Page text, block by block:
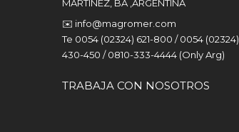
MARTINEZ, BA ,ARGENTINA
✉️ info@magromer.com
Te 0054 (02324) 621-800 / 0054 (02324)
430-450 / 0810-333-4444 (Only Arg)
TRABAJA CON NOSOTROS